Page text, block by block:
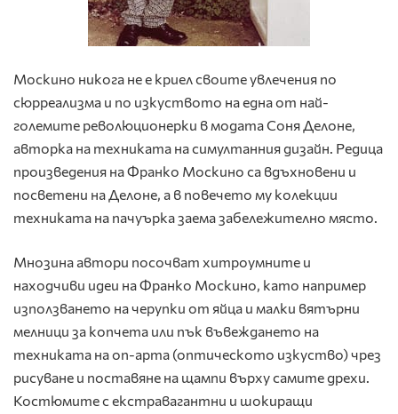
Москино никога не е криел своите увлечения по
сюрреализма и по изкуството на една от най-
големите революционерки в модата Соня Делоне,
авторка на техниката на симултанния дизайн. Редица
произведения на Франко Москино са вдъхновени и
посветени на Делоне, а в повечето му колекции
техниката на пачуърка заема забележително място.
Мнозина автори посочват хитроумните и
находчиви идеи на Франко Москино, като например
използването на черупки от яйца и малки вятърни
мелници за копчета или пък въвеждането на
техниката на оп-арта (оптическото изкуство) чрез
рисуване и поставяне на щампи върху самите дрехи.
Костюмите с екстравагантни и шокиращи